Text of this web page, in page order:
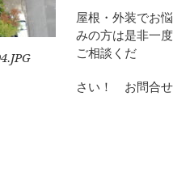
屋根・外装でお悩
みの方は是非一度
ご相談くだ
さい！ お問合せ